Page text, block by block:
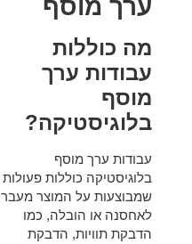
ערך מוסף
מה כוללות
עבודות ערך
מוסף
בלוגיסטיקה?
עבודות ערך מוסף
בלוגיסטיקה כוללות פעולות
שמבוצעות על המוצר מעבר
לאחסנה או הובלה, כמו
הדבקת תוויות, הדבקת